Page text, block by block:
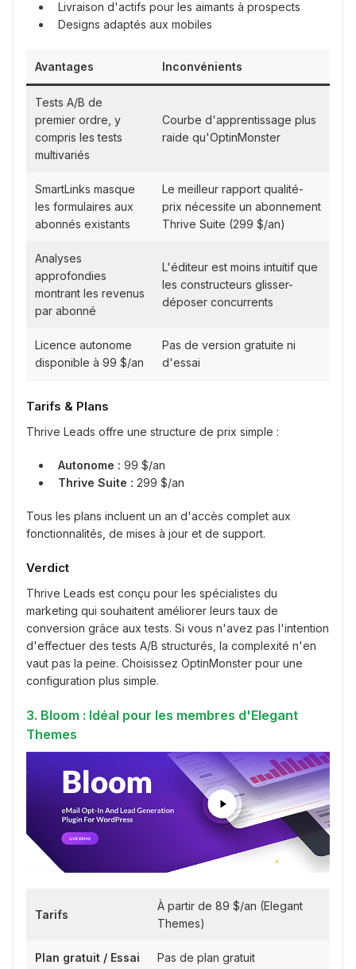
Livraison d'actifs pour les aimants à prospects
Designs adaptés aux mobiles
Avantages Inconvénients
Tests A/B de
premier ordre, y
compris les tests
multivariés
Courbe d'apprentissage plus
raide qu'OptinMonster
SmartLinks masque
les formulaires aux
abonnés existants
Le meilleur rapport qualité-
prix nécessite un abonnement
Thrive Suite (299 $/an)
Analyses
approfondies
montrant les revenus
par abonné
L'éditeur est moins intuitif que
les constructeurs glisser-
déposer concurrents
Licence autonome
disponible à 99 $/an
Pas de version gratuite ni
d'essai
Tarifs & Plans
Thrive Leads offre une structure de prix simple :
Autonome : 99 $/an
Thrive Suite : 299 $/an
Tous les plans incluent un an d'accès complet aux
fonctionnalités, de mises à jour et de support.
Verdict
Thrive Leads est conçu pour les spécialistes du
marketing qui souhaitent améliorer leurs taux de
conversion grâce aux tests. Si vous n'avez pas l'intention
d'effectuer des tests A/B structurés, la complexité n'en
vaut pas la peine. Choisissez OptinMonster pour une
configuration plus simple.
3. Bloom : Idéal pour les membres d'Elegant
Themes
Tarifs
À partir de 89 $/an (Elegant
Themes)
Plan gratuit / Essai Pas de plan gratuit